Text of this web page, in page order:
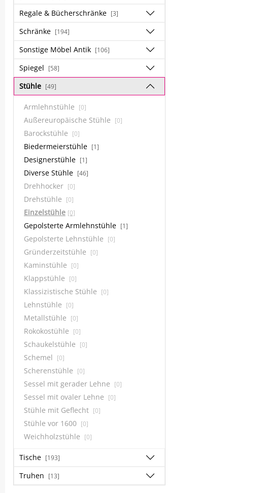
Regale & Bücherschränke [3]
Schränke [194]
Sonstige Möbel Antik [106]
Spiegel [58]
Stühle [49]
Armlehnstühle [0]
Außereuropäische Stühle [0]
Barockstühle [0]
Biedermeierstühle [1]
Designerstühle [1]
Diverse Stühle [46]
Drehhocker [0]
Drehstühle [0]
Einzelstühle [0]
Gepolsterte Armlehnstühle [1]
Gepolsterte Lehnstühle [0]
Gründerzeitstühle [0]
Kaminstühle [0]
Klappstühle [0]
Klassizistische Stühle [0]
Lehnstühle [0]
Metallstühle [0]
Rokokostühle [0]
Schaukelstühle [0]
Schemel [0]
Scherenstühle [0]
Sessel mit gerader Lehne [0]
Sessel mit ovaler Lehne [0]
Stühle mit Geflecht [0]
Stühle vor 1600 [0]
Weichholzstühle [0]
Tische [193]
Truhen [13]